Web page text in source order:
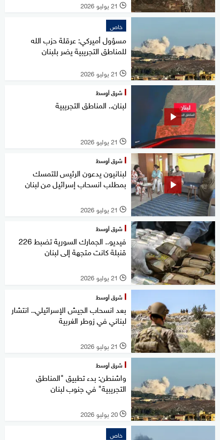
l 21 يوليو 2026
خاص
مسؤول أميركي: عرقلة حزب الله
للمناطق التجريبية يضر بلبنان
l 21 يوليو 2026
شرق أوسط
لبنان.. المناطق التجريبية
l 21 يوليو 2026
شرق أوسط
لبنانيون يدعون الرئيس للتمسك
بمطلب انسحاب إسرائيل من لبنان
l 21 يوليو 2026
شرق أوسط
فيديو.. الجمارك السورية تضبط 226
قنبلة كانت متجهة إلى لبنان
l 21 يوليو 2026
شرق أوسط
بعد انسحاب الجيش الإسرائيلي.. انتشار
لبناني في زوطر الغربية
l 21 يوليو 2026
شرق أوسط
واشنطن: بدء تطبيق "المناطق
التجريبية" في جنوب لبنان
l 20 يوليو 2026
خاص